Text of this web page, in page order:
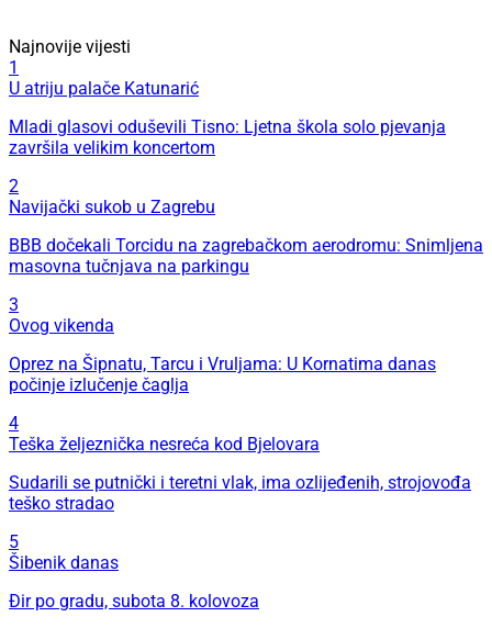
Najnovije vijesti
1
U atriju palače Katunarić
Mladi glasovi oduševili Tisno: Ljetna škola solo pjevanja
završila velikim koncertom
2
Navijački sukob u Zagrebu
BBB dočekali Torcidu na zagrebačkom aerodromu: Snimljena
masovna tučnjava na parkingu
3
Ovog vikenda
Oprez na Šipnatu, Tarcu i Vruljama: U Kornatima danas
počinje izlučenje čaglja
4
Teška željeznička nesreća kod Bjelovara
Sudarili se putnički i teretni vlak, ima ozlijeđenih, strojovođa
teško stradao
5
Šibenik danas
Đir po gradu, subota 8. kolovoza